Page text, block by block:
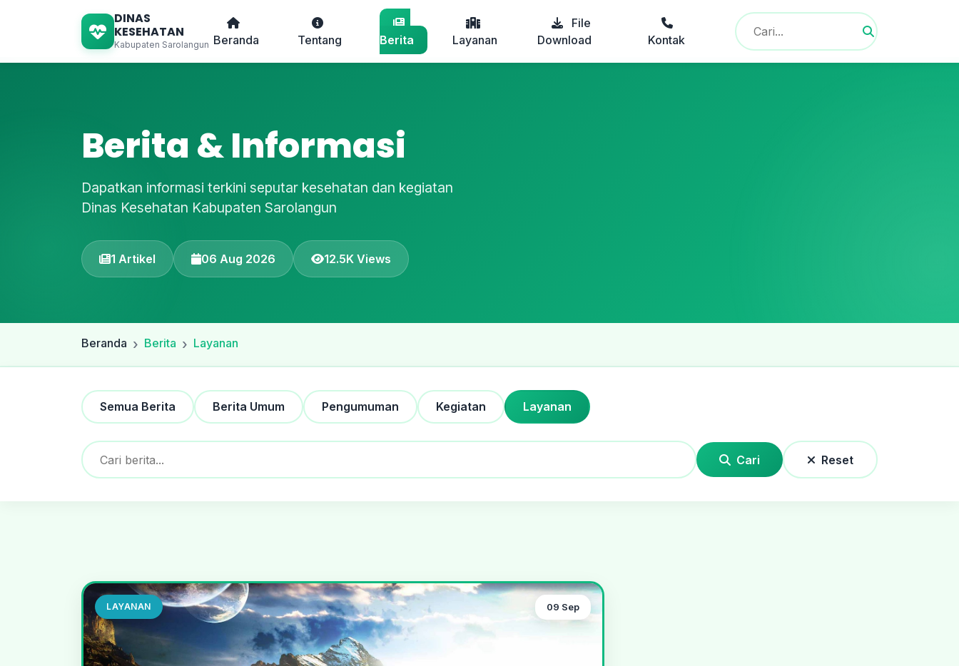
DINAS
KESEHATAN
Kabupaten Sarolangun Beranda Tentang Berita Layanan
File
Download
Kontak
Berita & Informasi
Dapatkan informasi terkini seputar kesehatan dan kegiatan
Dinas Kesehatan Kabupaten Sarolangun
1 Artikel 06 Aug 2026 12.5K Views
Beranda Berita Layanan
Semua Berita Berita Umum Pengumuman Kegiatan Layanan
Cari Reset
FEATURED
LAYANAN
09 Sep